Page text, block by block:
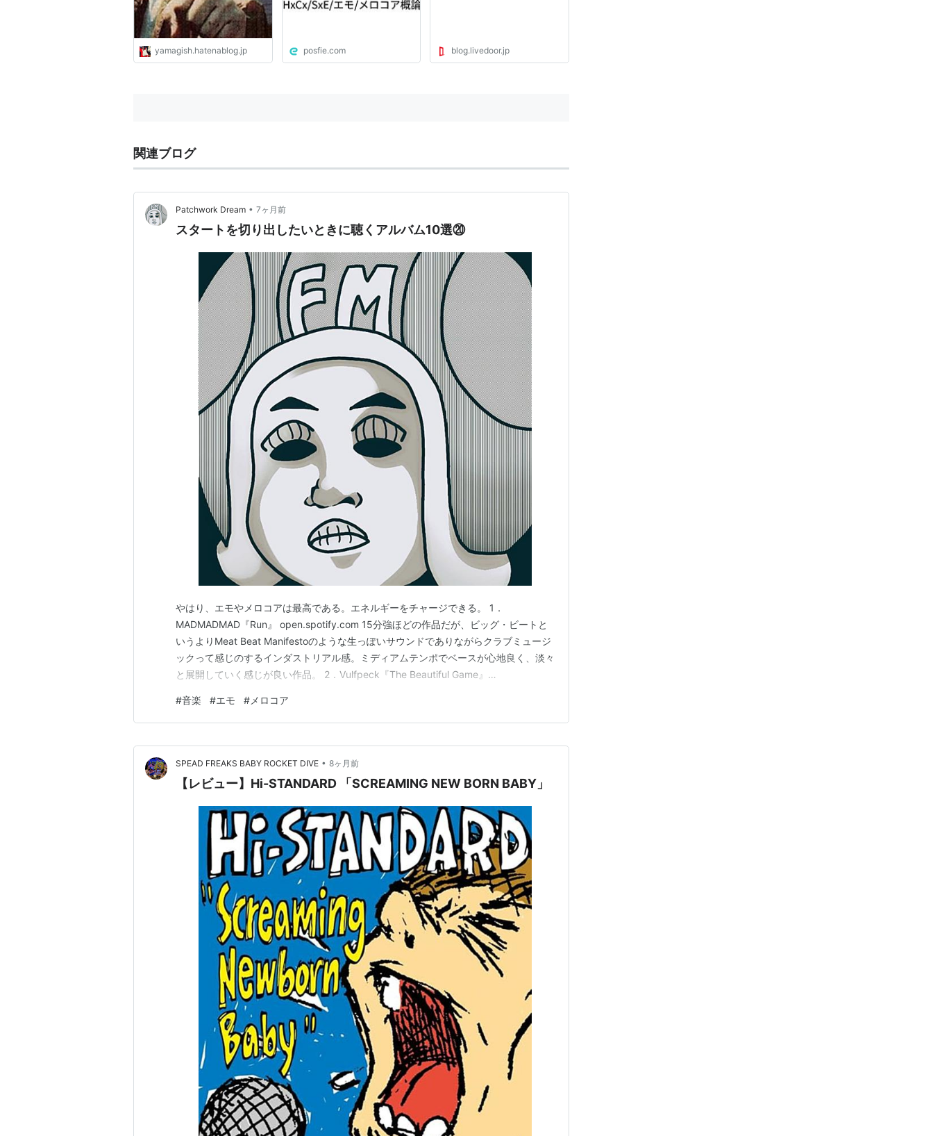
yamagish.hatenablog.jp posfie.com blog.livedoor.jp
関連ブログ
Patchwork Dream • 7ヶ月前
スタートを切り出したいときに聴くアルバム10選⑳
やはり、エモやメロコアは最高である。エネルギーをチャージできる。 1．
MADMADMAD『Run』 open.spotify.com 15分強ほどの作品だが、ビッグ・ビートと
いうよりMeat Beat Manifestoのような生っぽいサウンドでありながらクラブミュージ
ックって感じのするインダストリアル感。ミディアムテンポでベースが心地良く、淡々
と展開していく感じが良い作品。 2．Vulfpeck『The Beautiful Game』
たいな「Animal Spirits」で陽気に開…
#音楽 #エモ # メロコア
SPEAD FREAKS BABY ROCKET DIVE • 8ヶ月前
【レビュー】Hi-STANDARD 「SCREAMING NEW BORN BABY」